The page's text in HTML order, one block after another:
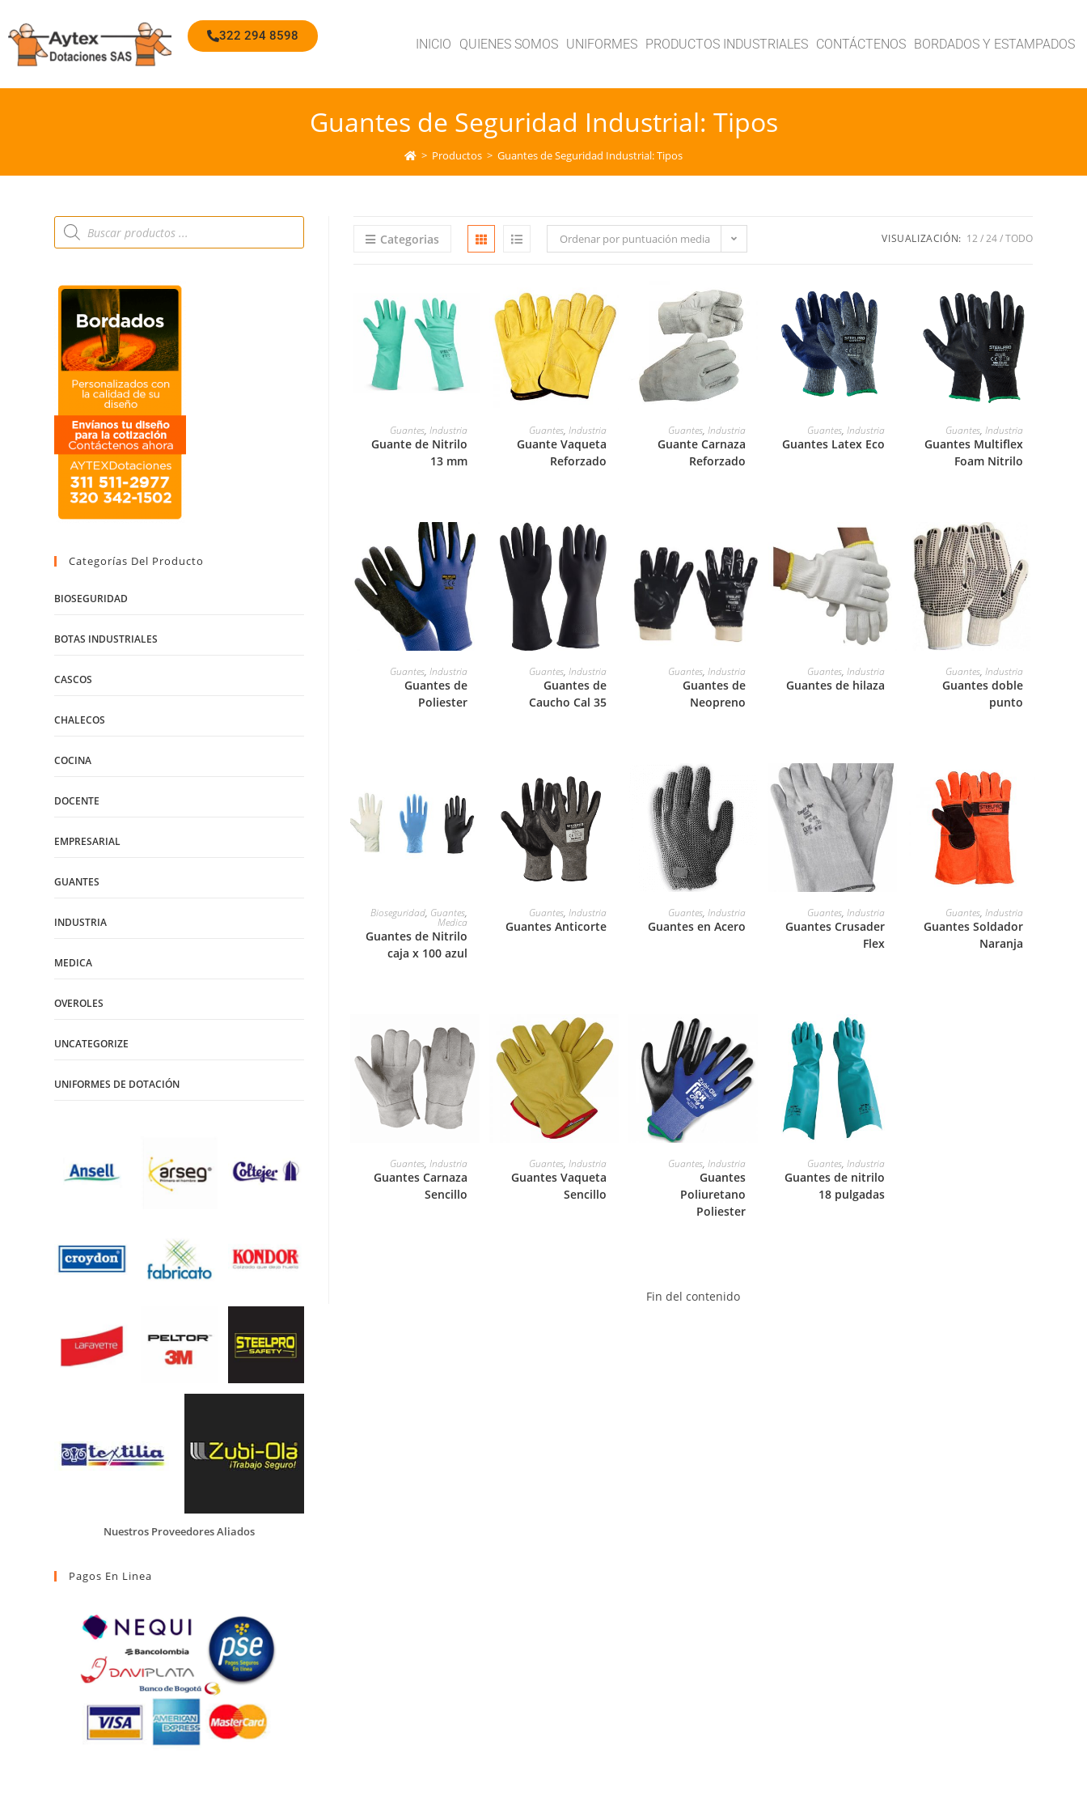
322 294 8598
INICIO QUIENES SOMOS UNIFORMES PRODUCTOS INDUSTRIALES CONTÁCTENOS BORDADOS Y ESTAMPADOS
Guantes de Seguridad Industrial: Tipos
> Productos > Guantes de Seguridad Industrial: Tipos
Categorias Ordenar por puntuación media VISUALIZACIÓN: 12 24 TODO
LEER MÁS
Guantes, Industria
Guante de Nitrilo
13 mm
LEER MÁS
Guantes, Industria
Guante Vaqueta
Reforzado
LEER MÁS
Guantes, Industria
Guante Carnaza
Reforzado
LEER MÁS
Guantes, Industria
Guantes Latex Eco
LEER MÁS
Guantes,Industria
Guantes Multiflex
Foam Nitrilo
LEER MÁS
Guantes, Industria
Guantes de
Poliester
LEER MÁS
Guantes, Industria
Guantes de
Caucho Cal 35
LEER MÁS
Guantes, Industria
Guantes de
Neopreno
LEER MÁS
Guantes, Industria
Guantes de hilaza
LEER MÁS
Guantes,Industria
Guantes doble
punto
LEER MÁS
Bioseguridad, Guantes,
Medica
Guantes de Nitrilo
caja x 100 azul
LEER MÁS
Guantes, Industria
Guantes Anticorte
LEER MÁS
Guantes, Industria
Guantes en Acero
LEER MÁS
Guantes, Industria
Guantes Crusader
Flex
LEER MÁS
Guantes,Industria
Guantes Soldador
Naranja
LEER MÁS
Guantes, Industria
Guantes Carnaza
Sencillo
LEER MÁS
Guantes, Industria
Guantes Vaqueta
Sencillo
LEER MÁS
Guantes, Industria
Guantes
Poliuretano
Poliester
LEER MÁS
Guantes, Industria
Guantes de nitrilo
18 pulgadas
Fin del contenido
Categorías Del Producto
BIOSEGURIDAD
BOTAS INDUSTRIALES
CASCOS
CHALECOS
COCINA
DOCENTE
EMPRESARIAL
GUANTES
INDUSTRIA
MEDICA
OVEROLES
UNCATEGORIZE
UNIFORMES DE DOTACIÓN
Nuestros Proveedores Aliados
Pagos En Linea